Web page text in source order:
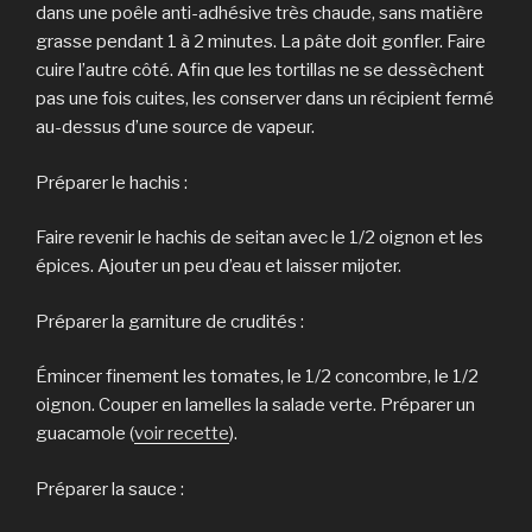
dans une poêle anti-adhésive très chaude, sans matière
grasse pendant 1 à 2 minutes. La pâte doit gonfler. Faire
cuire l’autre côté. Afin que les tortillas ne se dessèchent
pas une fois cuites, les conserver dans un récipient fermé
au-dessus d’une source de vapeur.
Préparer le hachis :
Faire revenir le hachis de seitan avec le 1/2 oignon et les
épices. Ajouter un peu d’eau et laisser mijoter.
Préparer la garniture de crudités :
Émincer finement les tomates, le 1/2 concombre, le 1/2
oignon. Couper en lamelles la salade verte. Préparer un
guacamole (voir recette).
Préparer la sauce :